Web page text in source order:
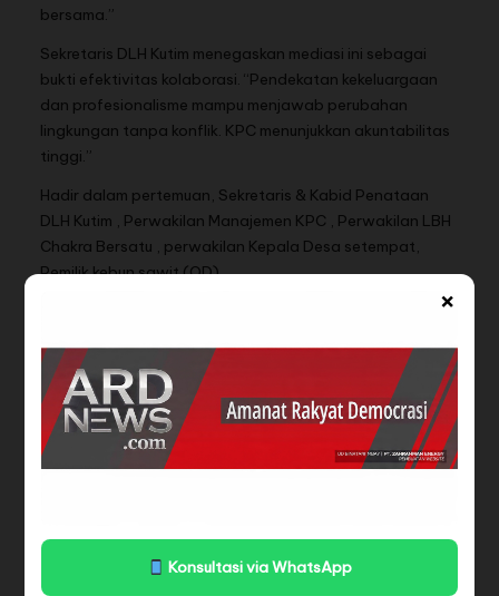
×
Konsultasi via WhatsApp
bersama.”
Sekretaris DLH Kutim menegaskan mediasi ini sebagai
bukti efektivitas kolaborasi. “Pendekatan kekeluargaan
dan profesionalisme mampu menjawab perubahan
lingkungan tanpa konflik. KPC menunjukkan akuntabilitas
tinggi.”
Hadir dalam pertemuan, Sekretaris & Kabid Penataan
DLH Kutim , Perwakilan Manajemen KPC , Perwakilan LBH
Chakra Bersatu , perwakilan Kepala Desa setempat,
Pemilik kebun sawit (OD)
Diduga Pencemaran
Lingkungan Oleh PT.
Diduga Kebal Hukum,
Dinas Lingkungan Hidup